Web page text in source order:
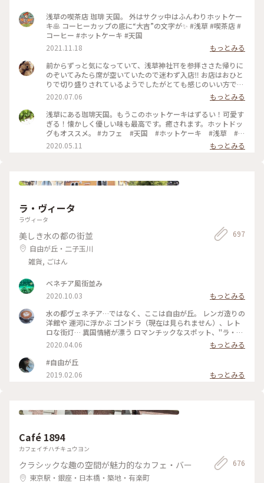
浅草の喫茶店 珈琲 天国。 外はサクッ中はふんわりホットケー
キ🥞 コーヒーカップの底に“大吉”の文字が✨ #浅草 #喫茶店 #
コーヒー #ホットケーキ #天国
2021.11.18
もっとみる
前からずっと気になっていて、浅草神社⛩を参拝ささた帰りに
のぞいてみたら席が空いていたので迷わず入店‼️ お店はおひと
りで切り盛りされているようでしたがとても感じのいい方で、
ホットケーキ🥞は昔ながらの素朴なかんじがコーヒー☕️によく
合って美味しかった😆💕
2020.07.06
もっとみる
浅草にある珈琲天国。もうこのホットケーキはずるい！可愛す
ぎる！懐かしく優しい味も最高です。癒されます。ホットドッ
グもオススメ。 #カフェ #天国 #ホットケーキ #浅草 #東
京
2020.05.11 もっとみる
ラ・ヴィータ
ラヴィータ
美しき水の都の街並
自由が丘・二子玉川
雑貨, ごはん
697
ベネチア風街並み
2020.10.03
もっとみる
水の都ヴェネチア…ではなく、ここは自由が丘。 レンガ造りの
洋館や 運河に浮かぶ ゴンドラ（現在は見られません）、レト
ロな街灯… 異国情緒が漂う ロマンチックなスポット、"ラ・ヴ
ィータ" 夕暮れ時は、ライトアップがきれい☺️♡ 写真を撮るの
が楽しみな スポットでもあります。 近場ながら、今回 初めて
スマホでパシャリ😆 以前は、お気に入りの テニスショップが
ありましたが、店舗は 何代か変わり…今は、革製品のお店や
インテリア雑貨のお店などが 入っています。 #わたしの散歩道
2020.04.06
もっとみる
#自由が丘
2019.02.06
もっとみる
Café 1894
カフェイチハチキュウヨン
クラシックな趣の空間が魅力的なカフェ・バー
東京駅・銀座・日本橋・築地・有楽町
676